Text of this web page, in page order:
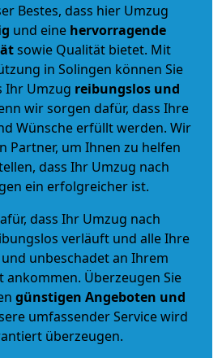
Bestes, dass hier Umzug
und eine hervorragende
sowie Qualität bietet. Mit
in Solingen können Sie
Ihr Umzug reibungslos und
wir sorgen dafür, dass Ihre
Wünsche erfüllt werden. Wir
Partner, um Ihnen zu helfen
dass Ihr Umzug nach
ein erfolgreicher ist.
dass Ihr Umzug nach
verläuft und alle Ihre
unbeschadet an Ihrem
Überzeugen Sie
günstigen Angeboten und
umfassender Service wird
überzeugen.